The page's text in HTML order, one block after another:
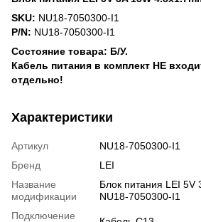
SKU: NU18-7050300-I1
P/N: NU18-7050300-I1
Состояние товара: Б/У.
Кабель питания в комплект НЕ
отдельно!
Характеристики
Артикул
NU18-7050300-I1
Бренд
LEI
Название
модификации
Блок питания LEI 5V
NU18-7050300-I1
Подключение